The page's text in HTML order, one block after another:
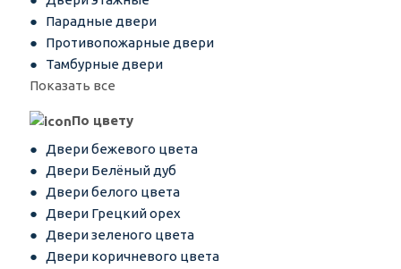
Парадные двери
Противопожарные двери
Тамбурные двери
Показать все
По цвету
Двери бежевого цвета
Двери Белёный дуб
Двери белого цвета
Двери Грецкий орех
Двери зеленого цвета
Двери коричневого цвета